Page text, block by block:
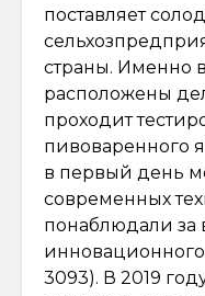
поставляет
страны. Именно
расположены
проходит
пивоваренного
в первый день
современных
понаблюдали
инновационного
3093). В 2019